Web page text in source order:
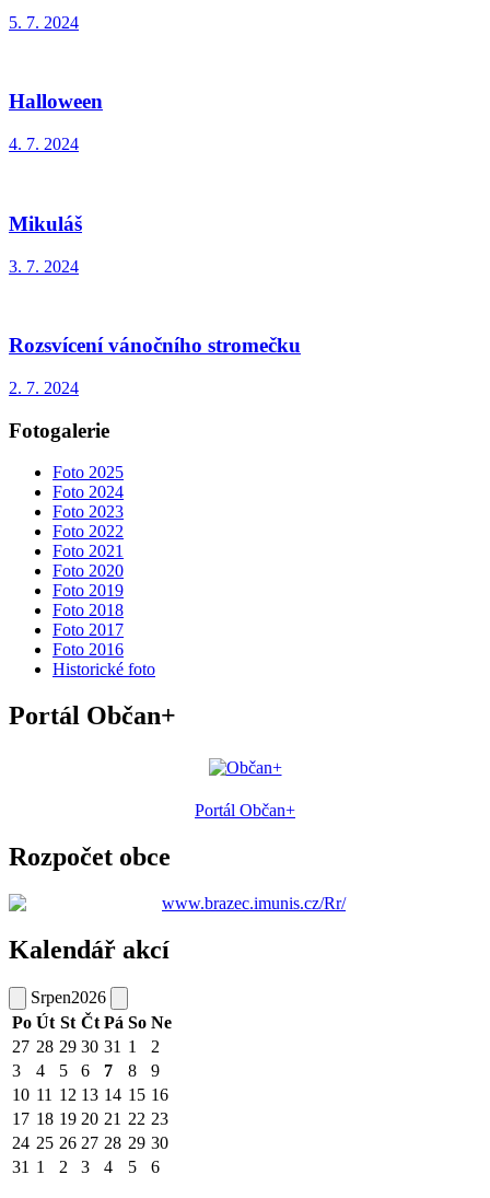
5. 7. 2024
Halloween
4. 7. 2024
Mikuláš
3. 7. 2024
Rozsvícení vánočního stromečku
2. 7. 2024
Fotogalerie
Foto 2025
Foto 2024
Foto 2023
Foto 2022
Foto 2021
Foto 2020
Foto 2019
Foto 2018
Foto 2017
Foto 2016
Historické foto
Portál Občan+
Portál Občan+
Rozpočet obce
Kalendář akcí
Srpen2026
Po Út St Čt Pá So Ne
27 28 29 30 31 1
2
3
4 5 6 7 8
9
10 11 12 13 14 15 16
17 18 19 20 21 22 23
24 25 26 27 28 29 30
31 1 2 3 4 5 6